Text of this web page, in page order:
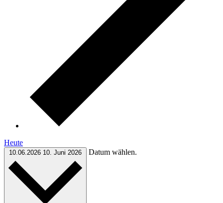
Heute
10.06.2026 10. Juni 2026 Datum wählen.